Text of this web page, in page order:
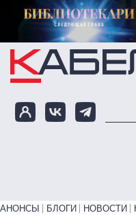
Перейти к основному
Primary links bottom
АНОНСЫ БЛОГИ НОВОСТИ